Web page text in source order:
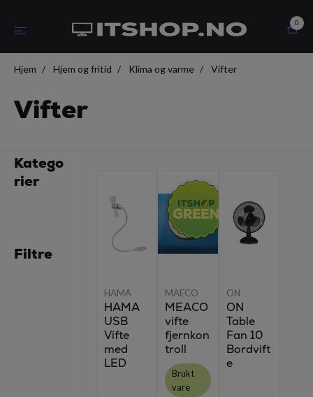
0
Hjem Hjem og fritid Klima og varme Vifter
Vifter
Katego
rier
Filtre
HAMA
HAMA
USB
Vifte
med
LED
MAECO
MEACO
vifte
fjernkon
troll
Brukt
vare
ON
ON
Table
Fan 10
Bordvift
e